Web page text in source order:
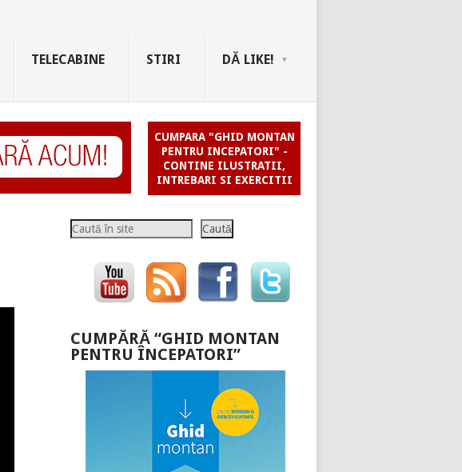
TELECABINE STIRI DĂ LIKE!
CUMPARA "GHID MONTAN
PENTRU INCEPATORI" -
CONTINE ILUSTRATII,
INTREBARI SI EXERCITII
Caută Caută
CUMPĂRĂ “GHID MONTAN
PENTRU ÎNCEPATORI”